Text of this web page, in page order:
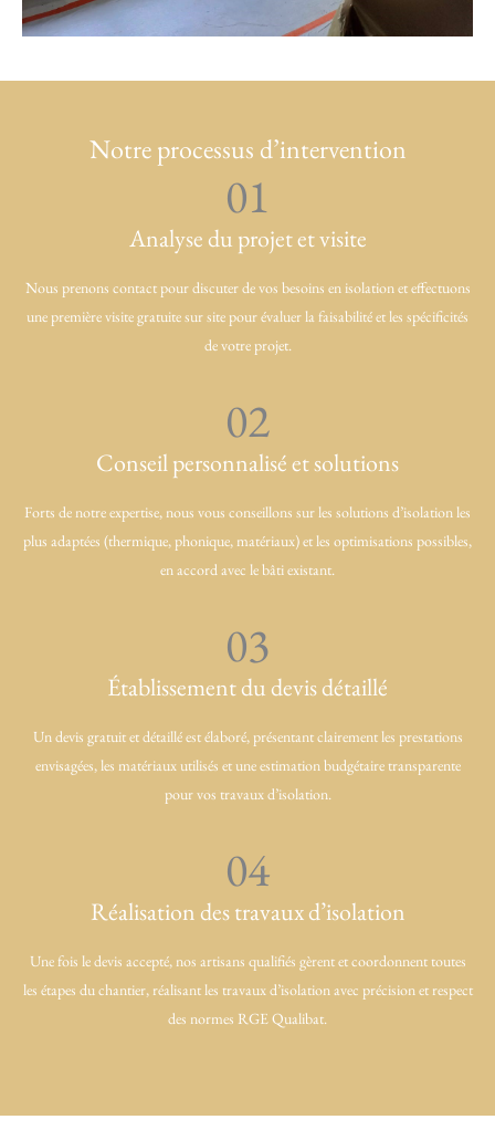
Notre processus d’intervention
01
Analyse du projet et visite
Nous prenons contact pour discuter de vos besoins en isolation et effectuons
une première visite gratuite sur site pour évaluer la faisabilité et les spécificités
de votre projet.
02
Conseil personnalisé et solutions
Forts de notre expertise, nous vous conseillons sur les solutions d’isolation les
plus adaptées (thermique, phonique, matériaux) et les optimisations possibles,
en accord avec le bâti existant.
03
Établissement du devis détaillé
Un devis gratuit et détaillé est élaboré, présentant clairement les prestations
envisagées, les matériaux utilisés et une estimation budgétaire transparente
pour vos travaux d’isolation.
04
Réalisation des travaux d’isolation
Une fois le devis accepté, nos artisans qualifiés gèrent et coordonnent toutes
les étapes du chantier, réalisant les travaux d’isolation avec précision et respect
des normes RGE Qualibat.